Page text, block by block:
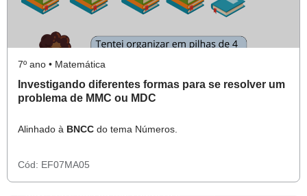
7º ano • Matemática
Investigando diferentes formas para se resolver um
problema de MMC ou MDC
Alinhado à BNCC do tema Números.
Cód: EF07MA05